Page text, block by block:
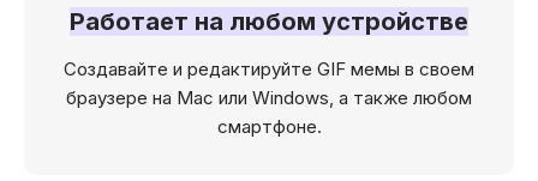
Работает на любом устройстве
Создавайте и редактируйте GIF мемы в своем
браузере на Mac или Windows, а также любом
смартфоне.